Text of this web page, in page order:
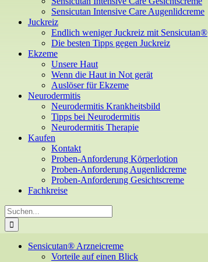
Sensicutan Intensive Care Augenlidcreme
Juckreiz
Endlich weniger Juckreiz mit Sensicutan®
Die besten Tipps gegen Juckreiz
Ekzeme
Unsere Haut
Wenn die Haut in Not gerät
Auslöser für Ekzeme
Neurodermitis
Neurodermitis Krankheitsbild
Tipps bei Neurodermitis
Neurodermitis Therapie
Kaufen
Kontakt
Proben-Anforderung Körperlotion
Proben-Anforderung Augenlidcreme
Proben-Anforderung Gesichtscreme
Fachkreise
Suche
nach:
Sensicutan® Arzneicreme
Vorteile auf einen Blick